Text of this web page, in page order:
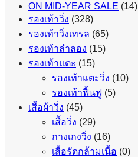
ON MID-YEAR SALE (14)
รองเท้าวิ่ง (328)
รองเท้าวิ่งเทรล (65)
รองเท้าลำลอง (15)
รองเท้าแตะ (15)
รองเท้าแตะวิ่ง (10)
รองเท้าฟื้นฟู (5)
เสื้อผ้าวิ่ง (45)
เสื้อวิ่ง (29)
กางเกงวิ่ง (16)
เสื้อรัดกล้ามเนื้อ (0)